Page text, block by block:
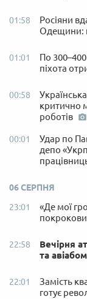
01:58
Росіяни
Одещини:
01:01
По
піхота
00:58
критично
роботів
00:01
Удар по
депо
06 СЕРПНЯ
23:01
«Де мої
22:58
Вечірня
та
22:01
Замість
готує